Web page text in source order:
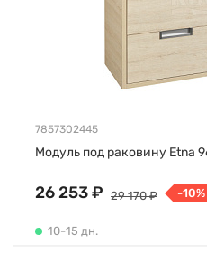
7857302445
Модуль под раковину Etna
26 253 ₽ 29 170 ₽ -10%
10-15 дн.